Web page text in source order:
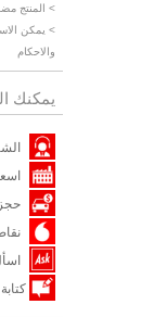
> المنتج
والاحكام
يمكنك